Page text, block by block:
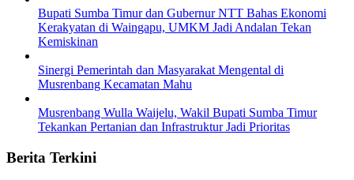
Bupati Sumba Timur dan Gubernur NTT Bahas Ekonomi
Kerakyatan di Waingapu, UMKM Jadi Andalan Tekan
Kemiskinan
Sinergi Pemerintah dan Masyarakat Mengental di
Musrenbang Kecamatan Mahu
Musrenbang Wulla Waijelu, Wakil Bupati Sumba Timur
Tekankan Pertanian dan Infrastruktur Jadi Prioritas
Berita Terkini